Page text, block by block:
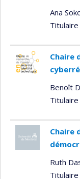
Ana
Titulaire
Chaire
Benoît
Titulaire
Chaire
Ruth
Titulaire